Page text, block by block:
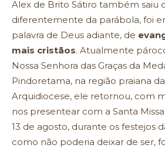
Alex de Brito Sátiro também saiu
diferentemente da parábola, foi
palavra de Deus adiante, de
mais cristãos. Atualmente
Nossa Senhora das Graças da
Pindoretama, na região praiana
Arquidiocese, ele retornou, com
nos presentear com a Santa
13 de agosto, durante os festejos
como não poderia deixar de ser,